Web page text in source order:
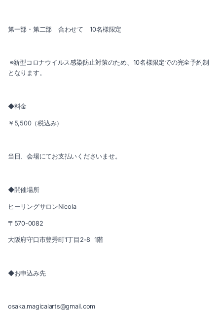
第一部・第二部 合わせて 10名様限定
※新型コロナウイルス感染防止対策のため、10名様限定での完全予約制
となります。
◆料金
￥5,500（税込み）
当日、会場にてお支払いくださいませ。
◆開催場所
ヒーリングサロンNicola
〒570-0082
大阪府守口市豊秀町1丁目2-8 1階
◆お申込み先
osaka.magicalarts@gmail.com